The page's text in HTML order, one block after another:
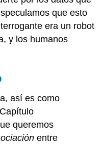
que esto
era un robot
y los humanos
así es como
queremos
entre